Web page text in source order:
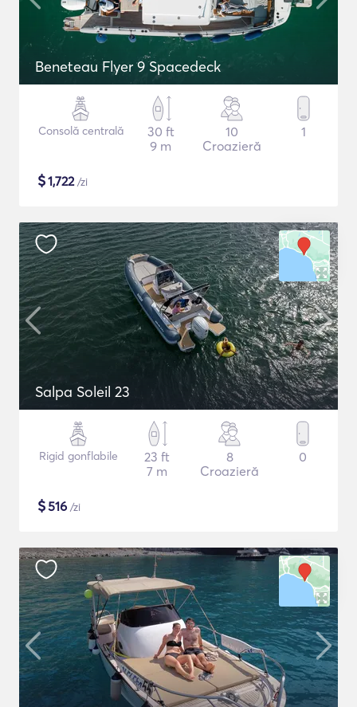
Beneteau Flyer 9 Spacedeck
Consolă centrală
30 ft
9 m
10
Croazieră
1
$1,722/zi
Salpa Soleil 23
Rigid gonflabile
23 ft
7 m
8
Croazieră
0
$516 /zi